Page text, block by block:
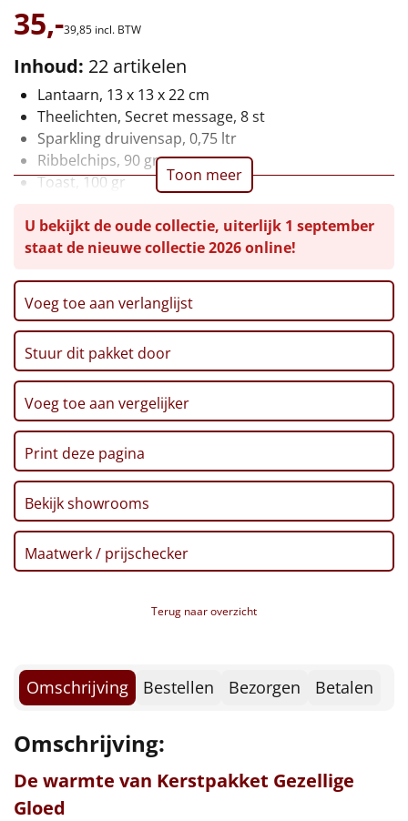
Mannen
Vrouwen
Duurzaam
Leuke
Uniek
Alle thema's
Artikel
Hitster NIEUW
Pizzarette
Tas
Wake up light
Borrelplank
Noodradio NIEUW
Deken (fleece plaid)
Alle artikelen
Overige
35,-39,85 incl. BTW
Inhoud: 22 artikelen
Lantaarn, 13 x 13 x 22 cm
Theelichten, Secret message, 8 st
Sparkling druivensap, 0,75 ltr
Ribbelchips, 90 gr
Toast, 100 gr
Fudge, 110 gr
Dipsticks, 140 gr
Pretzelsticks XXL, 200 gr
Marshmallows, 150 gr
Kaaspuntjes, 125 gr
Chocolade kerstballen, 108 gr, 6 st
Kerst/Nieuwjaars kaart met puzzel
Thee in kadoverpakking, 18 st
Verpakt in een feestelijke kerstdoos, 39 x 29 x 23,2
cm
Toon meer
U bekijkt de oude collectie, uiterlijk 1 september
staat de nieuwe collectie 2026 online!
Voeg toe aan verlanglijst
Stuur dit pakket door
Voeg toe aan vergelijker
Print deze pagina
Bekijk showrooms
Maatwerk / prijschecker
Terug naar overzicht
Omschrijving Bestellen Bezorgen Betalen
Omschrijving:
De warmte van Kerstpakket Gezellige
Gloed